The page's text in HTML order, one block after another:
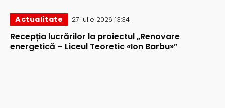
Actualitate 27 iulie 2026 13:34
Recepția lucrărilor la proiectul „Renovare
energetică – Liceul Teoretic «Ion Barbu»”